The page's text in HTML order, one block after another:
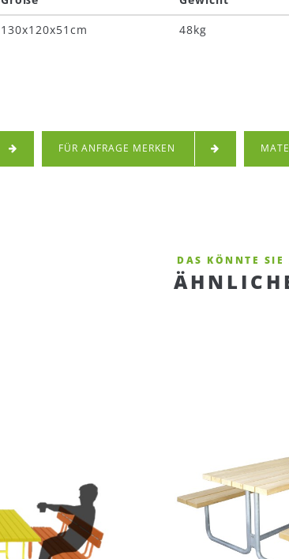
130x120x51cm 48kg
FÜR ANFRAGE MERKEN
DAS KÖNNTE SIE